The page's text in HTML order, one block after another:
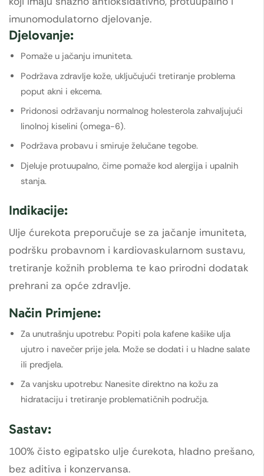
imunomodulatorno djelovanje.
Djelovanje:
Pomaže u jačanju imuniteta.
Podržava zdravlje kože, uključujući tretiranje problema
poput akni i ekcema.
Pridonosi održavanju normalnog holesterola zahvaljujući
linolnoj kiselini (omega-6).
Podržava probavu i smiruje želučane tegobe.
Djeluje protuupalno, čime pomaže kod alergija i upalnih
stanja.
Indikacije:
Ulje ćurekota preporučuje se za jačanje imuniteta,
podršku probavnom i kardiovaskularnom sustavu,
tretiranje kožnih problema te kao prirodni dodatak
prehrani za opće zdravlje.
Način Primjene:
Za unutrašnju upotrebu: Popiti pola kafene kašike ulja
ujutro i navečer prije jela. Može se dodati i u hladne salate
ili predjela.
Za vanjsku upotrebu: Nanesite direktno na kožu za
hidrataciju i tretiranje problematičnih područja.
Sastav:
100% čisto egipatsko ulje ćurekota, hladno prešano,
bez aditiva i konzervansa.